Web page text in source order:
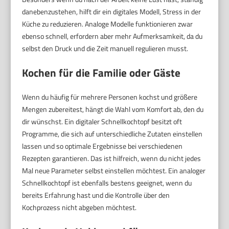
danebenzustehen, hilft dir ein digitales Modell, Stress in der
Küche zu reduzieren. Analoge Modelle funktionieren zwar
ebenso schnell, erfordern aber mehr Aufmerksamkeit, da du
selbst den Druck und die Zeit manuell regulieren musst.
Kochen für die Familie oder Gäste
Wenn du häufig für mehrere Personen kochst und größere
Mengen zubereitest, hängt die Wahl vom Komfort ab, den du
dir wünschst. Ein digitaler Schnellkochtopf besitzt oft
Programme, die sich auf unterschiedliche Zutaten einstellen
lassen und so optimale Ergebnisse bei verschiedenen
Rezepten garantieren. Das ist hilfreich, wenn du nicht jedes
Mal neue Parameter selbst einstellen möchtest. Ein analoger
Schnellkochtopf ist ebenfalls bestens geeignet, wenn du
bereits Erfahrung hast und die Kontrolle über den
Kochprozess nicht abgeben möchtest.